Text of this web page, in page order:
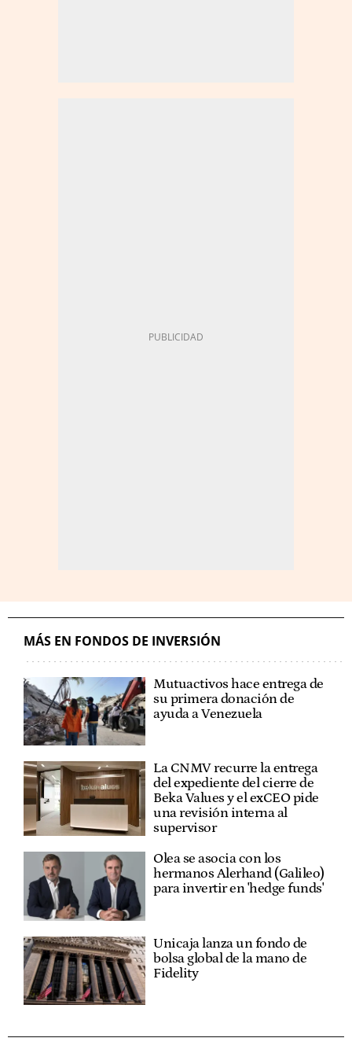
MÁS EN FONDOS DE INVERSIÓN
Mutuactivos hace entrega de
su primera donación de
ayuda a Venezuela
La CNMV recurre la entrega
del expediente del cierre de
Beka Values y el exCEO pide
una revisión interna al
supervisor
Olea se asocia con los
hermanos Alerhand (Galileo)
para invertir en 'hedge funds'
Unicaja lanza un fondo de
bolsa global de la mano de
Fidelity